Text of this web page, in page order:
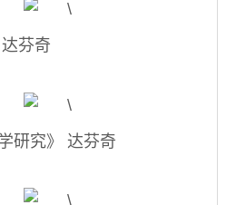
芬奇
研究》 达芬奇